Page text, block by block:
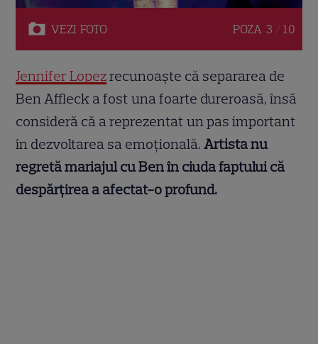
VEZI FOTO POZA 3 / 10
Jennifer Lopezrecunoaște că separarea de
Ben Affleck a fost una foarte dureroasă, însă
consideră că a reprezentat un pas important
în dezvoltarea sa emoțională.Artista nu
regretă mariajul cu Ben în ciuda faptului că
despărțirea a afectat-o profund.